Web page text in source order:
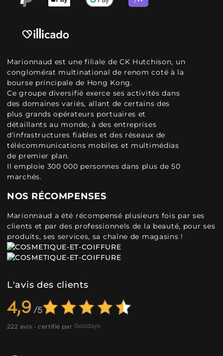
Marionnaud est une filiale de CK Hutchison, un
conglomérat multinational de renom coté à la
bourse principale de Hong Kong.
Ce groupe diversifié exerce ses activités dans
des domaines variés, allant de certains des
plus grands opérateurs portuaires et
détaillants au monde, à des entreprises
d'infrastructures fiables et des réseaux de
télécommunications mobiles et multimédias
de premier plan.
Il emploie 300 000 personnes dans plus de 50
marchés.
NOS RÉCOMPENSES
Marionnaud a été récompensé plusieurs fois par ses
clients et par des professionnels de la beauté, pour ses
produits, ses services, sa chaîne de magasins !
L'avis des clients
4,9
222 avis - certifié par